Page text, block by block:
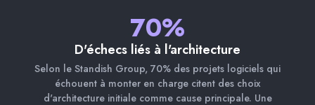
70%
D'échecs liés à l'architecture
Selon le Standish Group, 70% des projets logiciels qui
échouent à monter en charge citent des choix
d'architecture initiale comme cause principale. Une